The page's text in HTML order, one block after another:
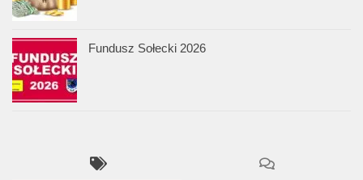
Fundusz Sołecki 2026